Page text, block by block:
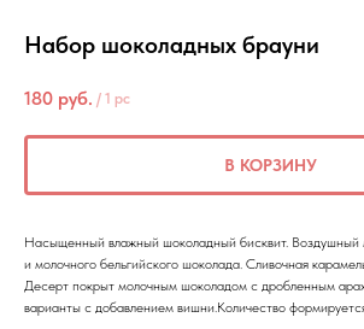
Набор шоколадных брауни
180 руб. / 1 pc
В КОРЗИНУ
Насыщенный влажный шоколадный бисквит. Воздушный
и молочного бельгийского шоколада. Сливочная
Десерт покрыт молочным шоколадом с дробленным
варианты с добавлением вишни.Количество